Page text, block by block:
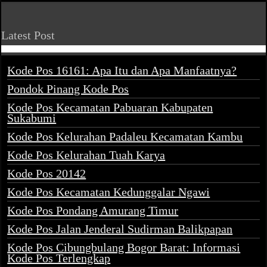
Latest Post
Kode Pos 16161: Apa Itu dan Apa Manfaatnya?
Pondok Pinang Kode Pos
Kode Pos Kecamatan Pabuaran Kabupaten
Sukabumi
Kode Pos Kelurahan Padaleu Kecamatan Kambu
Kode Pos Kelurahan Tuah Karya
Kode Pos 20142
Kode Pos Kecamatan Kedunggalar Ngawi
Kode Pos Pondang Amurang Timur
Kode Pos Jalan Jenderal Sudirman Balikpapan
Kode Pos Cibungbulang Bogor Barat: Informasi
Kode Pos Terlengkap